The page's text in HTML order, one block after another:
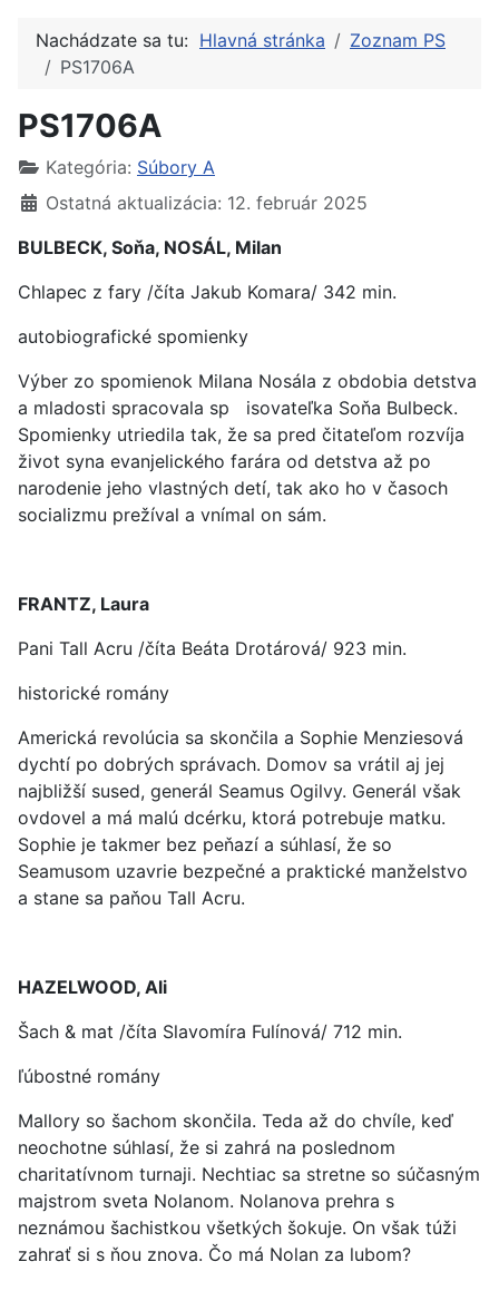
Nachádzate sa tu: Hlavná stránka
Zoznam PS
PS1706A
PS1706A
Kategória: Súbory A
Ostatná aktualizácia: 12. február 2025
BULBECK, Soňa, NOSÁL, Milan
Chlapec z fary /číta Jakub Komara/ 342 min.
autobiografické spomienky
Výber zo spomienok Milana Nosála z obdobia detstva
a mladosti spracovala sp isovateľka Soňa Bulbeck.
Spomienky utriedila tak, že sa pred čitateľom rozvíja
život syna evanjelického farára od detstva až po
narodenie jeho vlastných detí, tak ako ho v časoch
socializmu prežíval a vnímal on sám.
FRANTZ, Laura
Pani Tall Acru /číta Beáta Drotárová/ 923 min.
historické romány
Americká revolúcia sa skončila a Sophie Menziesová
dychtí po dobrých správach. Domov sa vrátil aj jej
najbližší sused, generál Seamus Ogilvy. Generál však
ovdovel a má malú dcérku, ktorá potrebuje matku.
Sophie je takmer bez peňazí a súhlasí, že so
Seamusom uzavrie bezpečné a praktické manželstvo
a stane sa paňou Tall Acru.
HAZELWOOD, Ali
Šach & mat /číta Slavomíra Fulínová/ 712 min.
ľúbostné romány
Mallory so šachom skončila. Teda až do chvíle, keď
neochotne súhlasí, že si zahrá na poslednom
charitatívnom turnaji. Nechtiac sa stretne so súčasným
majstrom sveta Nolanom. Nolanova prehra s
neznámou šachistkou všetkých šokuje. On však túži
zahrať si s ňou znova. Čo má Nolan za lubom?